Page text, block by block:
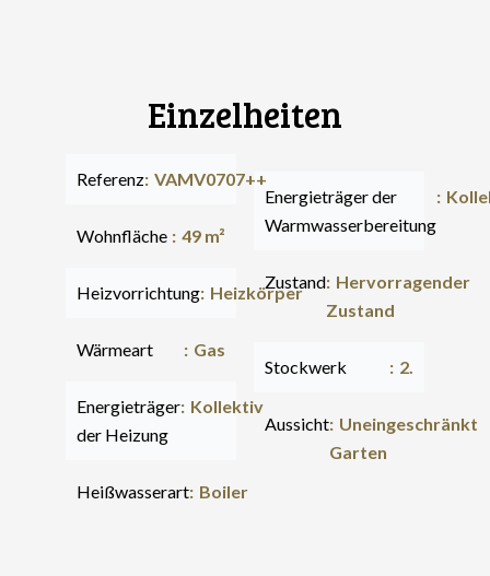
Einzelheiten
Referenz VAMV0707++
Wohnfläche 49 m²
Heizvorrichtung Heizkörper
Wärmeart Gas
Energieträger
der Heizung
Kollektiv
Heißwasserart Boiler
Energieträger der
Warmwasserbereitung
Zustand Hervorragender
Zustand
Stockwerk 2.
Aussicht Uneingeschränkt
Garten